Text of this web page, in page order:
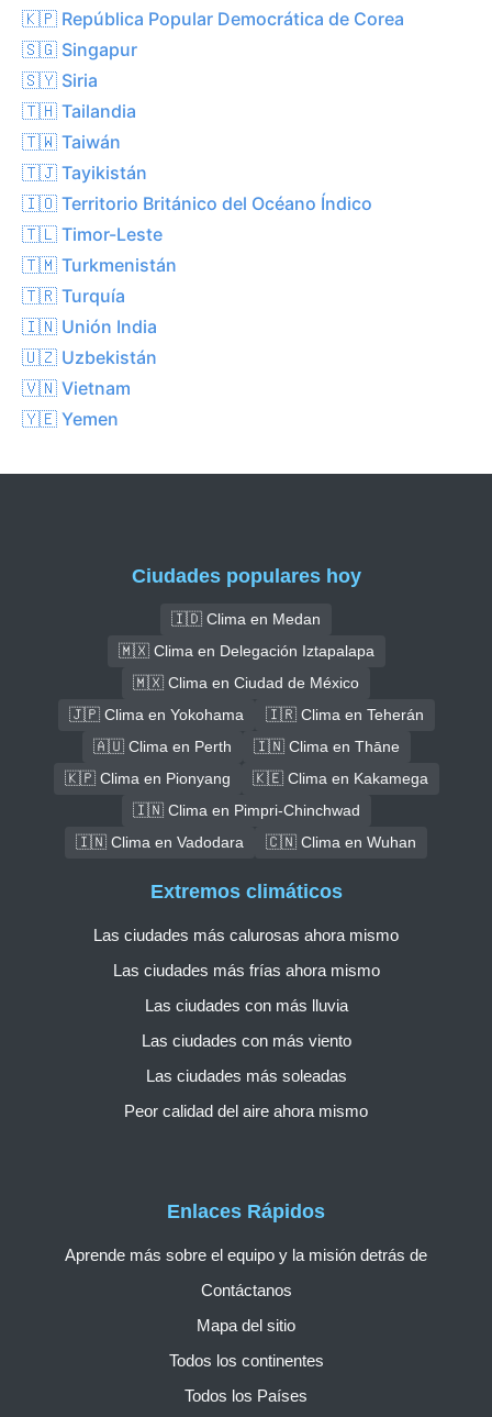
🇰🇵 República Popular Democrática de Corea
🇸🇬 Singapur
🇸🇾 Siria
🇹🇭 Tailandia
🇹🇼 Taiwán
🇹🇯 Tayikistán
🇮🇴 Territorio Británico del Océano Índico
🇹🇱 Timor-Leste
🇹🇲 Turkmenistán
🇹🇷 Turquía
🇮🇳 Unión India
🇺🇿 Uzbekistán
🇻🇳 Vietnam
🇾🇪 Yemen
Ciudades populares hoy
🇮🇩 Clima en Medan
🇲🇽 Clima en Delegación Iztapalapa
🇲🇽 Clima en Ciudad de México
🇯🇵 Clima en Yokohama
🇮🇷 Clima en Teherán
🇦🇺 Clima en Perth
🇮🇳 Clima en Thāne
🇰🇵 Clima en Pionyang
🇰🇪 Clima en Kakamega
🇮🇳 Clima en Pimpri-Chinchwad
🇮🇳 Clima en Vadodara
🇨🇳 Clima en Wuhan
Enlaces Rápidos
Aprende más sobre el equipo y la misión detrás de
Contáctanos
Mapa del sitio
Todos los continentes
Todos los Países
Extremos climáticos
Las ciudades más calurosas ahora mismo
Las ciudades más frías ahora mismo
Las ciudades con más lluvia
Las ciudades con más viento
Las ciudades más soleadas
Peor calidad del aire ahora mismo